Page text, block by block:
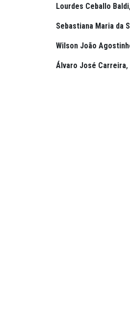
Lourdes Ceballo Baldi
Sebastiana Maria da
Wilson João
Álvaro José Carreira,